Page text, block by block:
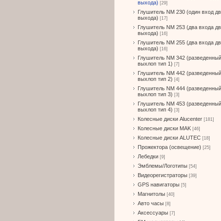
выхода) [29]
Глушитель NM 230 (один вход
выхода) [17]
Глушитель NM 253 (два входа
выхода) [16]
Глушитель NM 255 (два входа
выхода) [16]
Глушитель NM 342 (разведенный
выхлоп тип 1) [7]
Глушитель NM 442 (разведенный
выхлоп тип 2) [4]
Глушитель NM 444 (разведенный
выхлоп тип 3) [3]
Глушитель NM 453 (разведенный
выхлоп тип 4) [3]
Колесные диски Alucenter [181]
Колесные диски MAK [46]
Колесные диски ALUTEC [18]
Прожектора (освещение) [25]
Лебедки [9]
Эмблемы/Логотипы [54]
Видеорегистраторы [39]
GPS навигаторы [5]
Магнитолы [40]
Авто часы [8]
Аксессуары [7]